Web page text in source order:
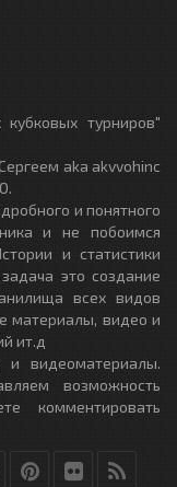
турниров"
aka akvvohinc
и понятного
и не побоимся
и статистики
это создание
всех видов
материалы, видео и
ит.д
и видеоматериалы.
возможность
комментировать